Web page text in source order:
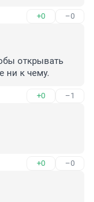
+0 –0
открывать
ни к чему.
+0 –1
+0 –0